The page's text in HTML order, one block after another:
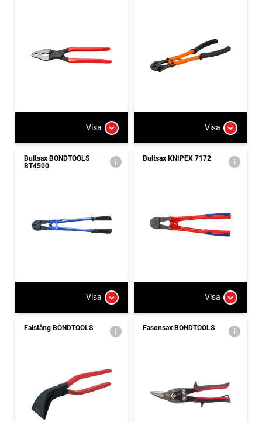
Visa Visa
Bultsax BONDTOOLS
BT4500
Visa
Bultsax KNIPEX 7172
Visa
Falstång BONDTOOLS Fasonsax BONDTOOLS